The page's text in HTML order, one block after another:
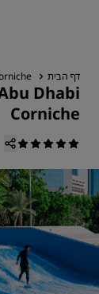
דף הבית
Dhabi
Corniche